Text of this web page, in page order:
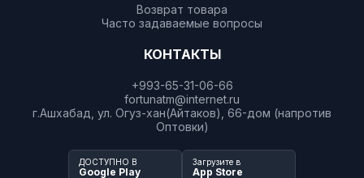
Возврат товара
Часто задаваемые вопросы
КОНТАКТЫ
+993-65-31-06-66
fortunatm@internet.ru
г.Ашхабад, ул. Огуз-хан(Айтаков), 66-дом (напротив
Оптовки)
ДОСТУПНО В
Google Play
Загрузите в
App Store